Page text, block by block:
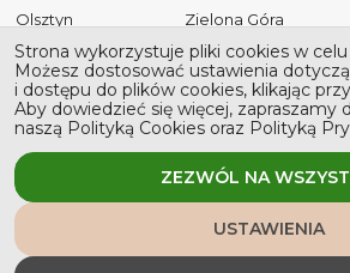
Olsztyn
Zielona Góra
Opole
Gliwice
Bielsko-Biała
Elbląg
Rybnik
Tarnów
Koszalin
Słupsk
Strona wykorzystuje pliki cookies w celu
Możesz dostosować ustawienia
i dostępu do plików cookies, klikając
Aby dowiedzieć się więcej, zapraszamy
naszą Polityką Cookies oraz Polityką
ZEZWÓL NA
USTAWIENIA